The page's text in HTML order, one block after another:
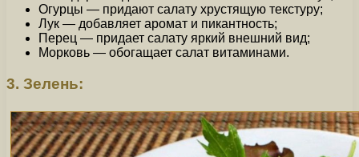
Огурцы — придают салату хрустящую текстуру;
Лук — добавляет аромат и пикантность;
Перец — придает салату яркий внешний вид;
Морковь — обогащает салат витаминами.
3. Зелень: